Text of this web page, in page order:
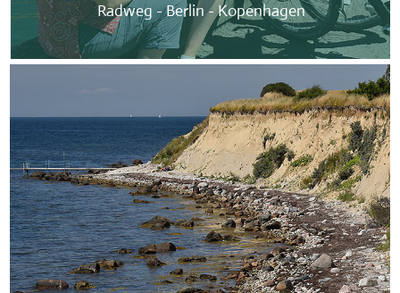
Radweg - Berlin - Kopenhagen